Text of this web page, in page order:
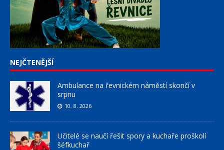
NEJČTENĚJŠÍ
Ambulance na řevnickém náměstí skončí v
srpnu
10. 8. 2026
Učitelé se naučí řešit spory a kuchaře proškolí
šéfkuchař